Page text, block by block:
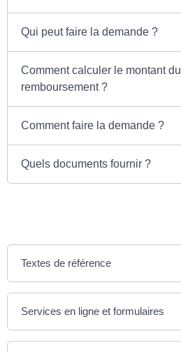
Qui peut faire la demande ?
Comment calculer le montant du
remboursement ?
Comment faire la demande ?
Quels documents fournir ?
Textes de référence
Services en ligne et formulaires